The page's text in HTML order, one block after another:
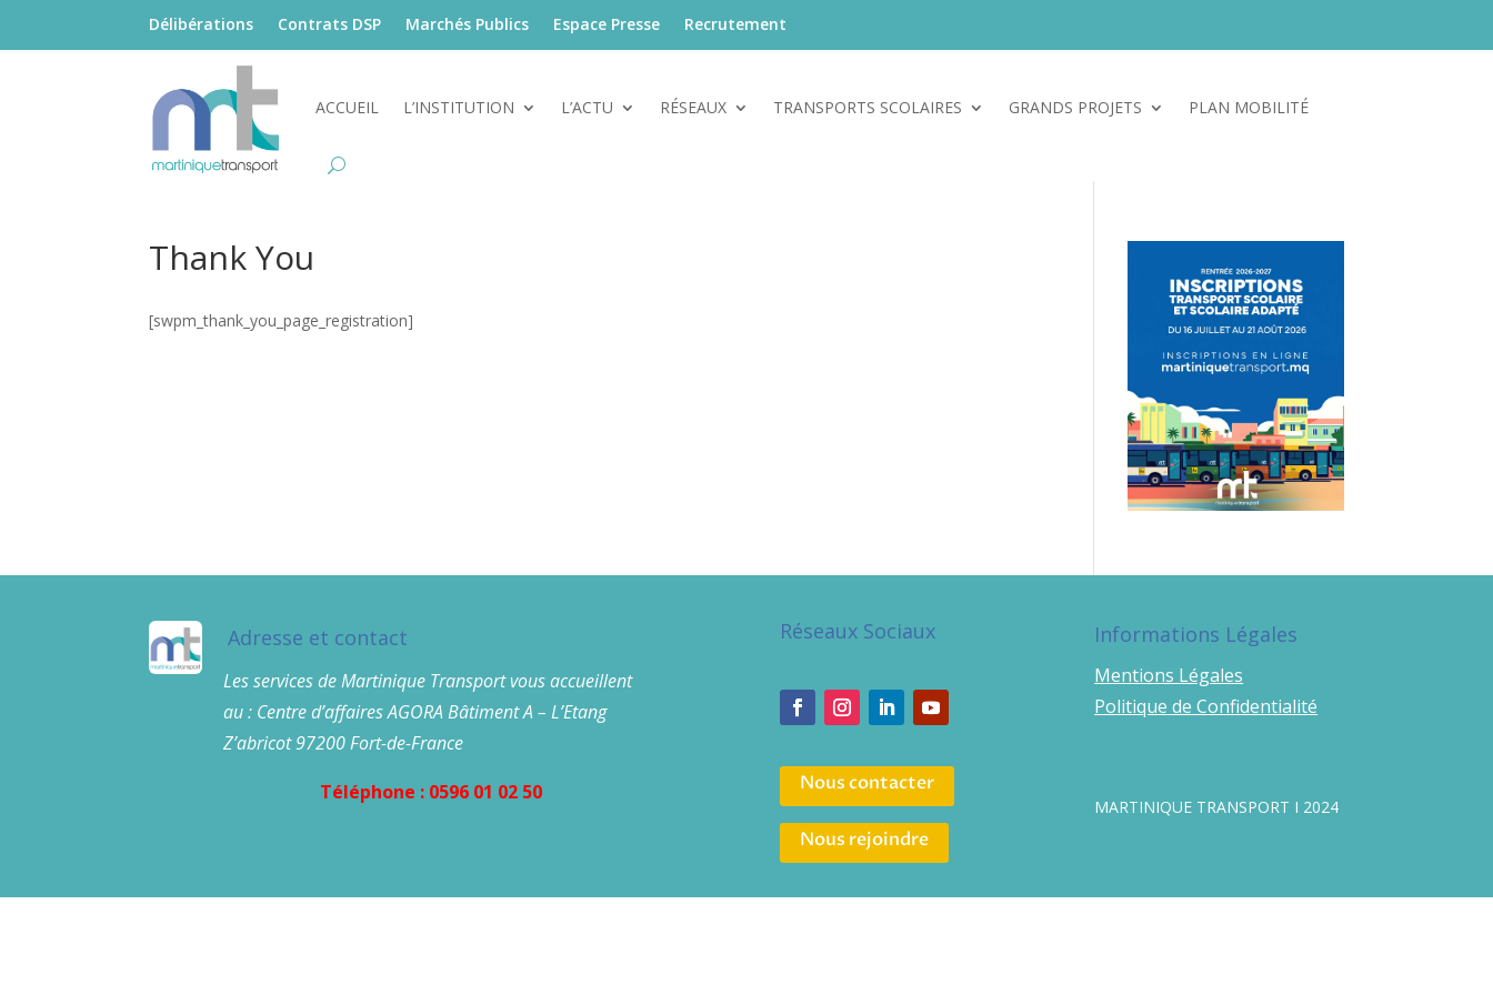
Délibérations Contrats DSP Marchés Publics Espace Presse Recrutement
ACCUEIL L’INSTITUTION L’ACTU RÉSEAUX TRANSPORTS SCOLAIRES GRANDS PROJETS PLAN MOBILITÉ
Thank You
[swpm_thank_you_page_registration]
Adresse et contact
Les services de Martinique Transport vous accueillent
au : Centre d’affaires AGORA Bâtiment A – L’Etang
Z’abricot 97200 Fort-de-France
Téléphone : 0596 01 02 50
Réseaux Sociaux
Nous contacter
Nous rejoindre
Informations Légales
Mentions Légales
Politique de Confidentialité
MARTINIQUE TRANSPORT I 2024